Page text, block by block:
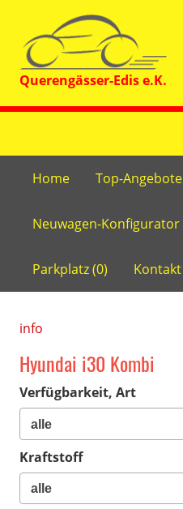
Home Top-Angebote
Neuwagen-Konfigurator
Parkplatz (0) Kontakt
info
Hyundai i30 Kombi
Verfügbarkeit, Art
Kraftstoff